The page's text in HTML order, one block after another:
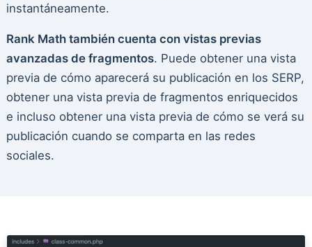
instantáneamente.
Rank Math también cuenta con vistas previas
avanzadas de fragmentos. Puede obtener una vista
previa de cómo aparecerá su publicación en los SERP,
obtener una vista previa de fragmentos enriquecidos
e incluso obtener una vista previa de cómo se verá su
publicación cuando se comparta en las redes
sociales.